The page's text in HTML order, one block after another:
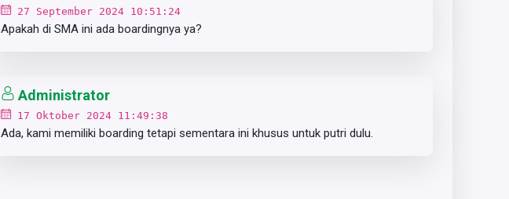
27 September 2024 10:51:24
Apakah di SMA ini ada boardingnya ya?
Administrator
17 Oktober 2024 11:49:38
Ada, kami memiliki boarding tetapi sementara ini khusus untuk putri dulu.